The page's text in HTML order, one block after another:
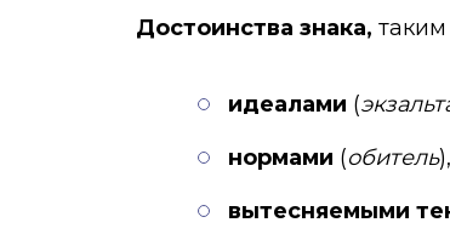
Достоинства знака,
идеалами (
нормами (обитель),
вытесняемыми